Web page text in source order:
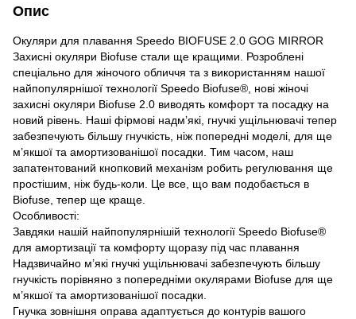
Опис
Окуляри для плавання Speedo BIOFUSE 2.0 GOG MIRROR
Захисні окуляри Biofuse стали ще кращими. Розроблені
спеціально для жіночого обличчя та з використанням нашої
найпопулярнішої технології Speedo Biofuse®, нові жіночі
захисні окуляри Biofuse 2.0 виводять комфорт та посадку на
новий рівень. Наші фірмові надм’які, гнучкі ущільнювачі тепер
забезпечують більшу гнучкість, ніж попередні моделі, для ще
м’якшої та амортизованішої посадки. Тим часом, наш
запатентований кнопковий механізм робить регулювання ще
простішим, ніж будь-коли. Це все, що вам подобається в
Biofuse, тепер ще краще.
Особливості:
Завдяки нашій найпопулярнішій технології Speedo Biofuse®
для амортизації та комфорту щоразу під час плавання
Надзвичайно м’які гнучкі ущільнювачі забезпечують більшу
гнучкість порівняно з попередніми окулярами Biofuse для ще
м’якшої та амортизованішої посадки.
Гнучка зовнішня оправа адаптується до контурів вашого